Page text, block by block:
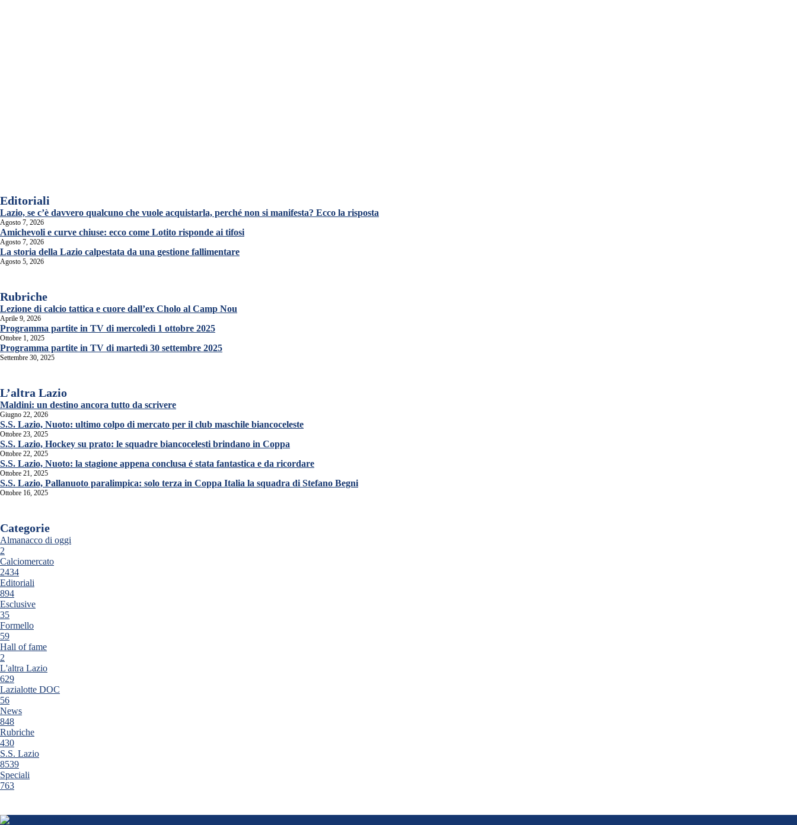
Editoriali
Lazio, se c’è davvero qualcuno che vuole acquistarla, perché non si manifesta? Ecco la risposta
Agosto 7, 2026
Amichevoli e curve chiuse: ecco come Lotito risponde ai tifosi
Agosto 7, 2026
La storia della Lazio calpestata da una gestione fallimentare
Agosto 5, 2026
Rubriche
Lezione di calcio tattica e cuore dall’ex Cholo al Camp Nou
Aprile 9, 2026
Programma partite in TV di mercoledì 1 ottobre 2025
Ottobre 1, 2025
Programma partite in TV di martedì 30 settembre 2025
Settembre 30, 2025
L’altra Lazio
Maldini: un destino ancora tutto da scrivere
Giugno 22, 2026
S.S. Lazio, Nuoto: ultimo colpo di mercato per il club maschile biancoceleste
Ottobre 23, 2025
S.S. Lazio, Hockey su prato: le squadre biancocelesti brindano in Coppa
Ottobre 22, 2025
S.S. Lazio, Nuoto: la stagione appena conclusa é stata fantastica e da ricordare
Ottobre 21, 2025
S.S. Lazio, Pallanuoto paralimpica: solo terza in Coppa Italia la squadra di Stefano Begni
Ottobre 16, 2025
Categorie
Almanacco di oggi
2
Calciomercato
2434
Editoriali
894
Esclusive
35
Formello
59
Hall of fame
2
L'altra Lazio
629
Lazialotte DOC
56
News
848
Rubriche
430
S.S. Lazio
8539
Speciali
763